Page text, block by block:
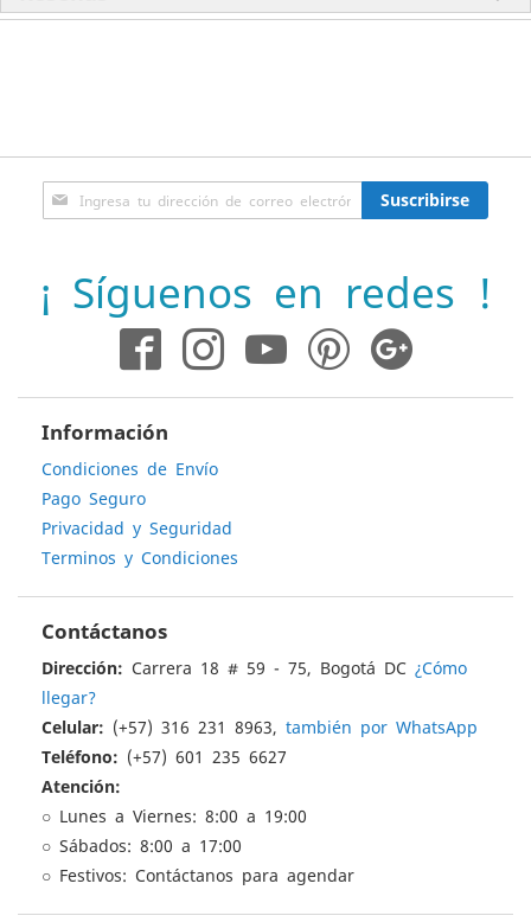
Inscríbase
a
de
noticias:
Suscribirse
¡ Síguenos en redes !
Información
Condiciones de Envío
Pago Seguro
Privacidad y Seguridad
Terminos y Condiciones
Contáctanos
Dirección: Carrera 18 # 59 - 75, Bogotá DC ¿Cómo
llegar?
Celular: (+57) 316 231 8963, también por WhatsApp
Teléfono: (+57) 601 235 6627
Atención:
○ Lunes a Viernes: 8:00 a 19:00
○ Sábados: 8:00 a 17:00
○ Festivos: Contáctanos para agendar